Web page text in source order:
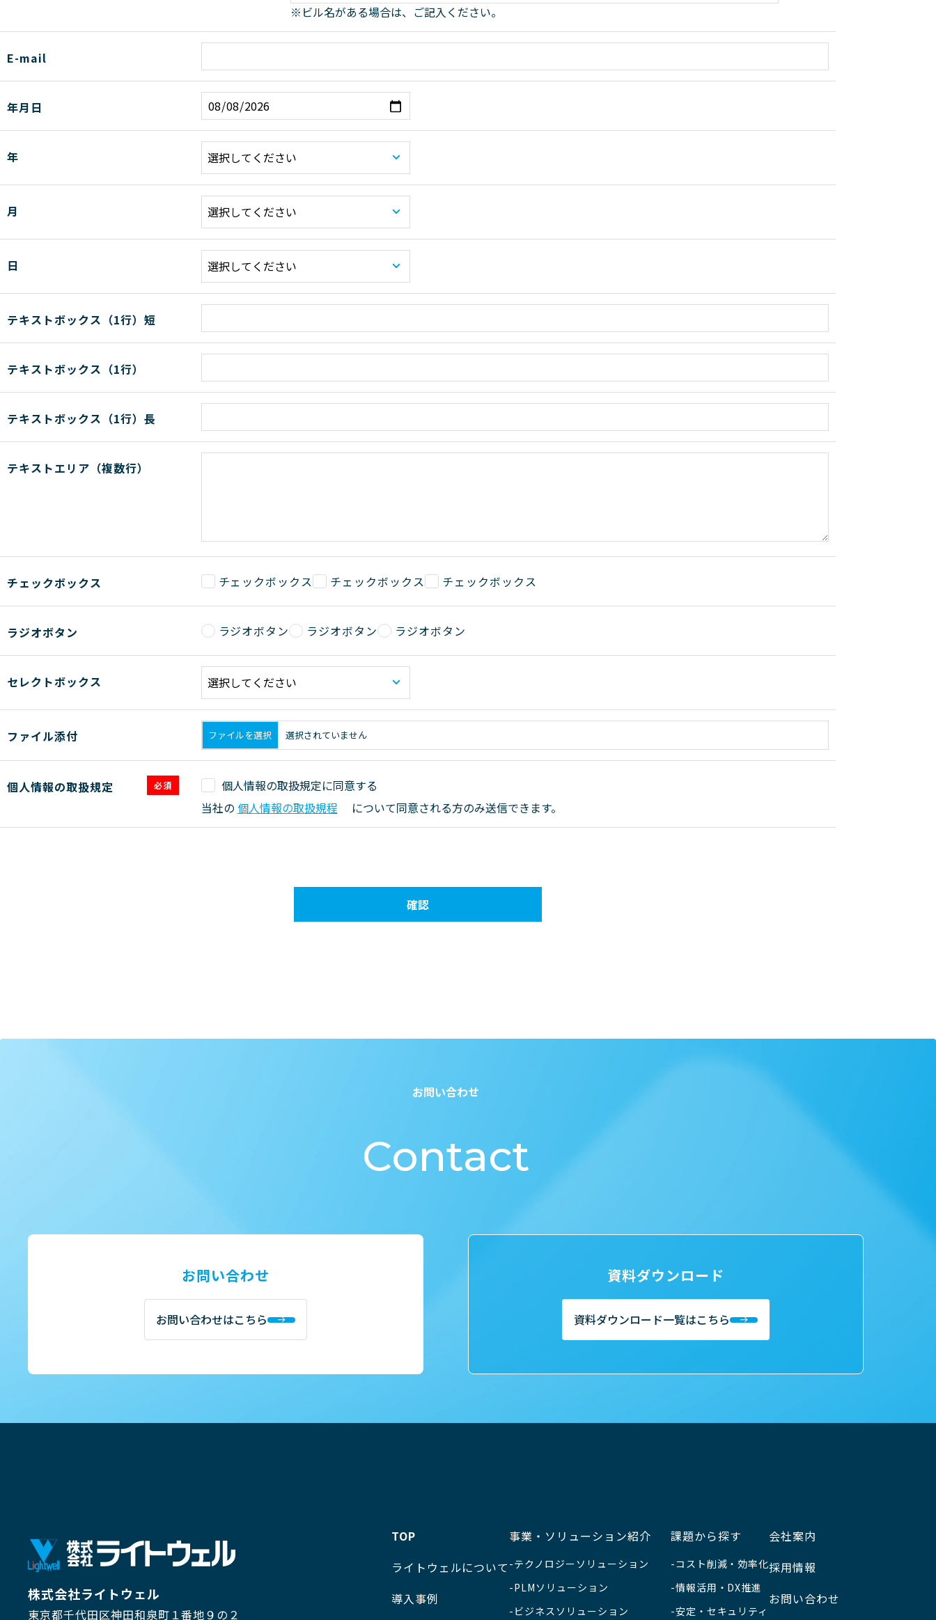
※ビル名がある場合は、ご記入ください。
E-mail
年月日
年
月
日
テキストボックス（1行）短
テキストボックス（1行）
テキストボックス（1行）長
テキストエリア（複数行）
チェックボックス チェックボックス チェックボックス チェックボックス
ラジオボタン ラジオボタン ラジオボタン ラジオボタン
セレクトボックス
ファイル添付 ファイルを選択 選択されていません
個人情報の取扱規定 必須
個人情報の取扱規定に同意する
当社の 個人情報の取扱規程 について同意される方のみ送信できます。
確認
お問い合わせ
Contact
お問い合わせ
お問い合わせはこちら
資料ダウンロード
資料ダウンロード一覧はこちら
株式会社ライトウェル
東京都千代田区神田和泉町１番地９の２
TOP
ライトウェルについて
導入事例
事業・ソリューション紹介
テクノロジーソリューション
PLMソリューション
ビジネスソリューション
課題から探す
コスト削減・効率化
情報活用・DX推進
安定・セキュリティ
会社案内
採用情報
お問い合わせ